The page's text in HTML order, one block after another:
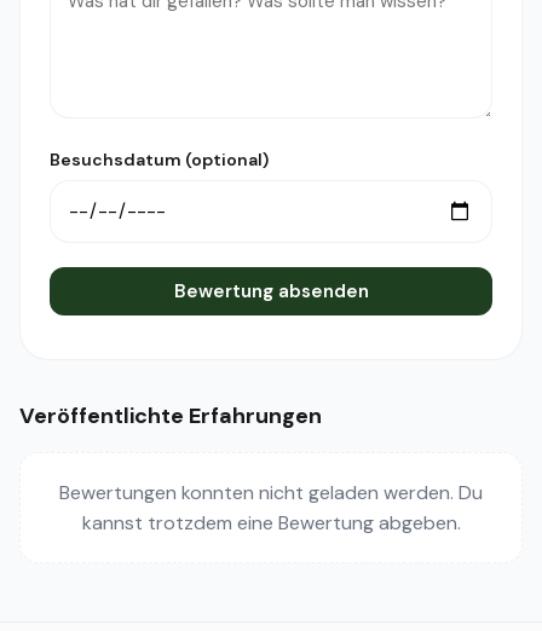
Besuchsdatum (optional)
Bewertung absenden
Veröffentlichte Erfahrungen
Bewertungen konnten nicht geladen werden. Du
kannst trotzdem eine Bewertung abgeben.